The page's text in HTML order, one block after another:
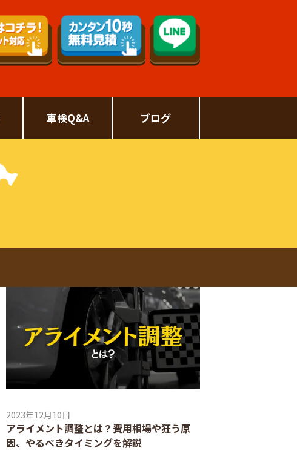
車検Q&A ブログ
2023年12月10日
アライメント調整とは？費用相場や狂う原
因、やるべきタイミングを解説